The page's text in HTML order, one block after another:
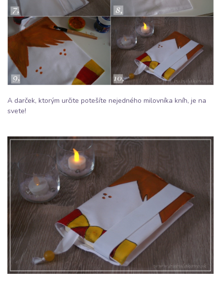
A darček, ktorým určite potešíte nejedného milovníka kníh, je na
svete!